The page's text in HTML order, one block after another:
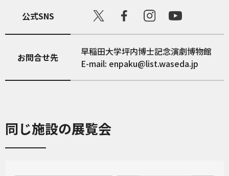
公式SNS
お問合せ先
早稲田大学坪内博士記念演劇博物館
E-mail: enpaku@list.waseda.jp
同じ施設の展覧会